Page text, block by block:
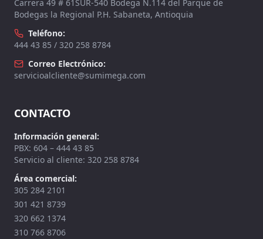
Carrera 49 # 61SUR-540 Bodega N.114 del Parque de
Bodegas la Regional P.H. Sabaneta, Antioquia
Teléfono:
444 43 85 / 320 258 8784
Correo Electrónico:
servicioalcliente@sumimega.com
CONTACTO
Información general:
PBX: 604 – 444 43 85
Servicio al cliente: 320 258 8784
Área comercial:
305 284 2101
301 421 8739
320 662 1374
310 766 8706